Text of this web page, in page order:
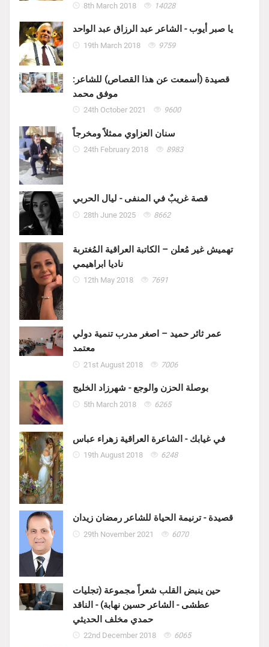
8th March 2018 14028
يا صبر أيوب - الشاعر عبد الرزاق عبد الواحد
19th March 2018 9759
قصيدة (أسمعت عن هذا القصاص) للشاعر:
موفق محمد
24th October 2021 9600
سنان العزاوي ممثلاً ومخرجاً
24th February 2018 8983
قصة غريبٌ في المنفى - ليال الحربي
28th June 2025 8662
تهميش غير مُعلن – الكاتبة العراقية المُغتربة
ناديا ابراهيمي
12th May 2018 7691
عمر ثائر حميد – اصغر مدرب تنمية دولي
معتمد
21st August 2018 7006
بوصلة الحزن والوجع - شهرزاد الخليج
5th March 2018 6265
في غيابك - الشاعرة العراقية زهراء عباس
19th August 2018 6248
قصيدة - ترنيمة الحياة للشاعر رمضان زيدان
29th November 2021 6070
حين ينبض القلب شعراً مجموعة (تجليات
عطشى - الشاعر حسين نهابة) - الناقد
حمدي مخلف الحديثي
22nd December 2018 6065